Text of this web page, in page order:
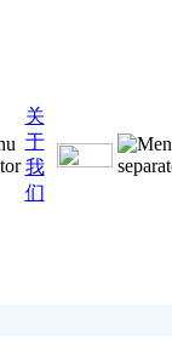
关
于
我
们